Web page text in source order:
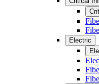
Electric